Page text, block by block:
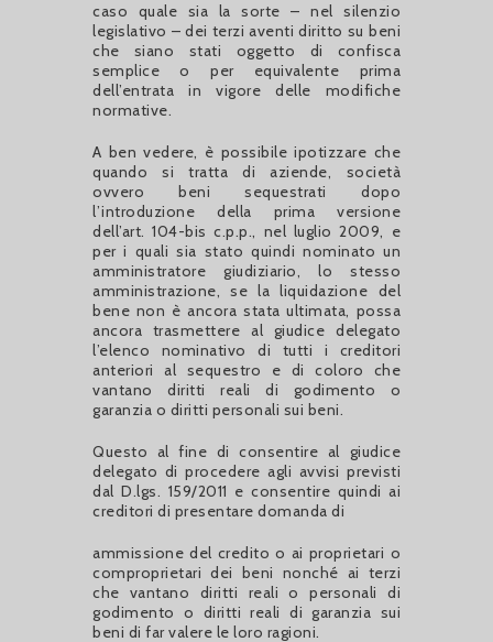
caso quale sia la sorte – nel silenzio
legislativo – dei terzi aventi diritto su beni
che siano stati oggetto di confisca
semplice o per equivalente prima
dell’entrata in vigore delle modifiche
normative.
A ben vedere, è possibile ipotizzare che
quando si tratta di aziende, società
ovvero beni sequestrati dopo
l’introduzione della prima versione
dell’art. 104-bis c.p.p., nel luglio 2009, e
per i quali sia stato quindi nominato un
amministratore giudiziario, lo stesso
amministrazione, se la liquidazione del
bene non è ancora stata ultimata, possa
ancora trasmettere al giudice delegato
l’elenco nominativo di tutti i creditori
anteriori al sequestro e di coloro che
vantano diritti reali di godimento o
garanzia o diritti personali sui beni.
Questo al fine di consentire al giudice
delegato di procedere agli avvisi previsti
dal D.lgs. 159/2011 e consentire quindi ai
creditori di presentare domanda di
ammissione del credito o ai proprietari o
comproprietari dei beni nonché ai terzi
che vantano diritti reali o personali di
godimento o diritti reali di garanzia sui
beni di far valere le loro ragioni.